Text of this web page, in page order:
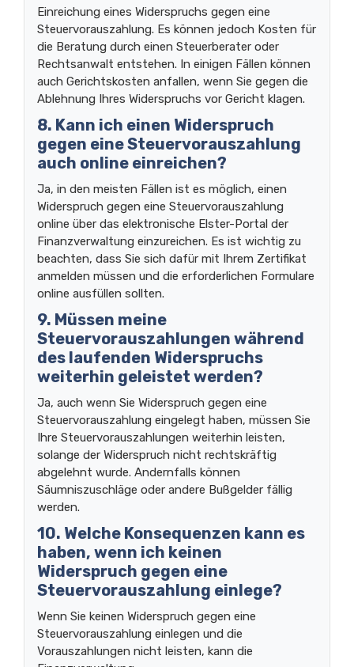
Einreichung eines Widerspruchs gegen eine
Steuervorauszahlung. Es können jedoch Kosten für
die Beratung durch einen Steuerberater oder
Rechtsanwalt entstehen. In einigen Fällen können
auch Gerichtskosten anfallen, wenn Sie gegen die
Ablehnung Ihres Widerspruchs vor Gericht klagen.
8. Kann ich einen Widerspruch
gegen eine Steuervorauszahlung
auch online einreichen?
Ja, in den meisten Fällen ist es möglich, einen
Widerspruch gegen eine Steuervorauszahlung
online über das elektronische Elster-Portal der
Finanzverwaltung einzureichen. Es ist wichtig zu
beachten, dass Sie sich dafür mit Ihrem Zertifikat
anmelden müssen und die erforderlichen Formulare
online ausfüllen sollten.
9. Müssen meine
Steuervorauszahlungen während
des laufenden Widerspruchs
weiterhin geleistet werden?
Ja, auch wenn Sie Widerspruch gegen eine
Steuervorauszahlung eingelegt haben, müssen Sie
Ihre Steuervorauszahlungen weiterhin leisten,
solange der Widerspruch nicht rechtskräftig
abgelehnt wurde. Andernfalls können
Säumniszuschläge oder andere Bußgelder fällig
werden.
10. Welche Konsequenzen kann es
haben, wenn ich keinen
Widerspruch gegen eine
Steuervorauszahlung einlege?
Wenn Sie keinen Widerspruch gegen eine
Steuervorauszahlung einlegen und die
Vorauszahlungen nicht leisten, kann die